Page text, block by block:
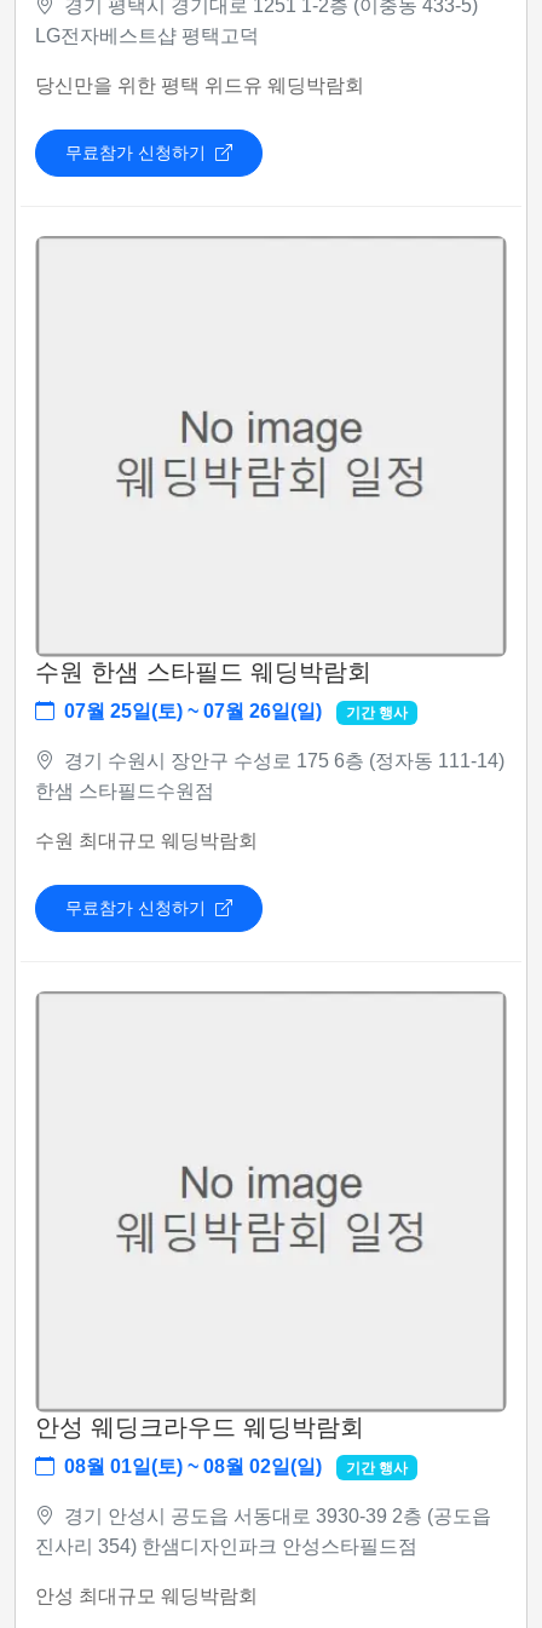
경기 평택시 경기대로 1251 1-2층 (이충동 433-5)
LG전자베스트샵 평택고덕
당신만을 위한 평택 위드유 웨딩박람회
무료참가 신청하기
수원 한샘 스타필드 웨딩박람회
07월 25일(토) ~ 07월 26일(일) 기간 행사
경기 수원시 장안구 수성로 175 6층 (정자동 111-14)
한샘 스타필드수원점
수원 최대규모 웨딩박람회
무료참가 신청하기
안성 웨딩크라우드 웨딩박람회
08월 01일(토) ~ 08월 02일(일) 기간 행사
경기 안성시 공도읍 서동대로 3930-39 2층 (공도읍
진사리 354) 한샘디자인파크 안성스타필드점
안성 최대규모 웨딩박람회